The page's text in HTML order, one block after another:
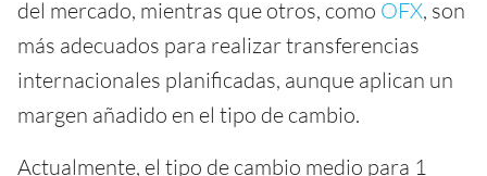
del mercado, mientras que otros, como OFX, son
más adecuados para realizar transferencias
internacionales planificadas, aunque aplican un
margen añadido en el tipo de cambio.
Actualmente, el tipo de cambio medio para 1